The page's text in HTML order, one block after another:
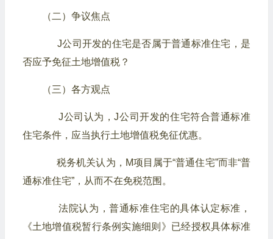
（二）争议焦点
J公司开发的住宅是否属于普通标准住宅，是
否应予免征土地增值税？
（三）各方观点
J公司认为，J公司开发的住宅符合普通标准
住宅条件，应当执行土地增值税免征优惠。
税务机关认为，M项目属于“普通住宅”而非“普
通标准住宅”，从而不在免税范围。
法院认为，普通标准住宅的具体认定标准，
《土地增值税暂行条例实施细则》已经授权具体标准